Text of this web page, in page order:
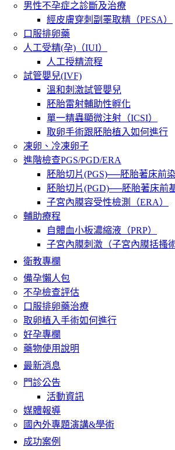
男性不孕症之診斷及治療
經皮膚穿刺副睪取精（PESA）
口服排卵藥
人工受精(孕)（IUI）
人工授精流程
試管嬰兒(IVF)
溫和刺激試管嬰兒
胚胎雷射輔助性孵化
單一精蟲顯微注射（ICSI）
取卵手術跟胚胎植入如何進行
凍卵、冷凍卵子
進階檢查PGS/PGD/ERA
胚胎切片(PGS)──胚胎著床前
胚胎切片(PGD)──胚胎著床前
子宮內膜容受性檢測（ERA）
輔助療程
自體血小板濃縮液（PRP）
子宮內膜刺激（子宮內膜括搔術
衛教專欄
備孕懶人包
不孕檢查評估
口服排卵藥治療
取卵植入手術如何進行
好孕專欄
藥物使用說明
最新消息
門診公告
活動資訊
媒體報導
國內外專題演講&學術
成功案例